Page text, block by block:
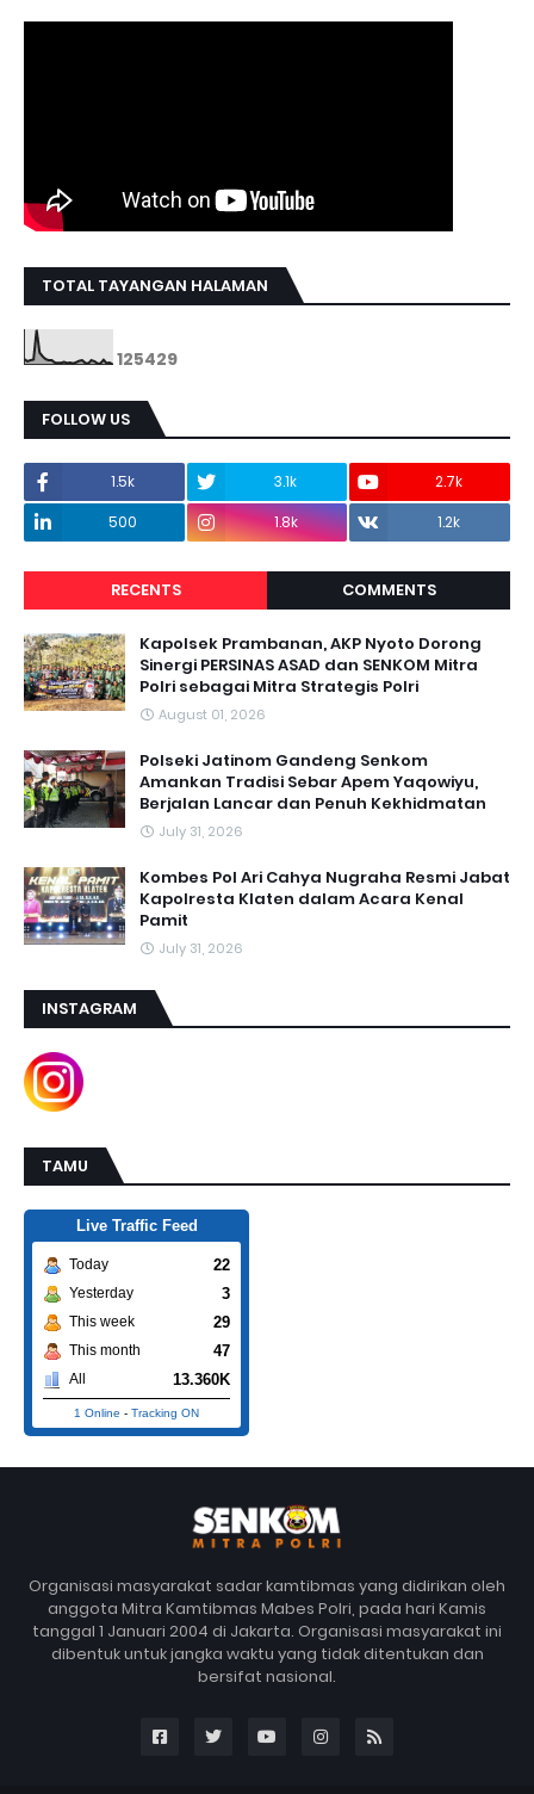
TOTAL TAYANGAN HALAMAN
125429
FOLLOW US
1.5k 3.1k
2.7k
500
1.8k 1.2k
RECENTS COMMENTS
Kapolsek Prambanan, AKP Nyoto Dorong
Sinergi PERSINAS ASAD dan SENKOM Mitra
Polri sebagai Mitra Strategis Polri
August 01, 2026
Polseki Jatinom Gandeng Senkom
Amankan Tradisi Sebar Apem Yaqowiyu,
Berjalan Lancar dan Penuh Kekhidmatan
July 31, 2026
Kombes Pol Ari Cahya Nugraha Resmi Jabat
Kapolresta Klaten dalam Acara Kenal
Pamit
July 31, 2026
INSTAGRAM
TAMU
Live Traffic Feed
Today 22
Yesterday 3
This week 29
This month 47
All 13.360K
1 Online - Tracking ON
Organisasi masyarakat sadar kamtibmas yang didirikan oleh
anggota Mitra Kamtibmas Mabes Polri, pada hari Kamis
tanggal 1 Januari 2004 di Jakarta. Organisasi masyarakat ini
dibentuk untuk jangka waktu yang tidak ditentukan dan
bersifat nasional.